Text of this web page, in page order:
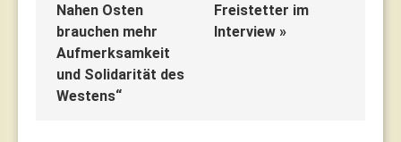
Nahen Osten
brauchen mehr
Aufmerksamkeit
und Solidarität des
Westens“
Freistetter im
Interview »